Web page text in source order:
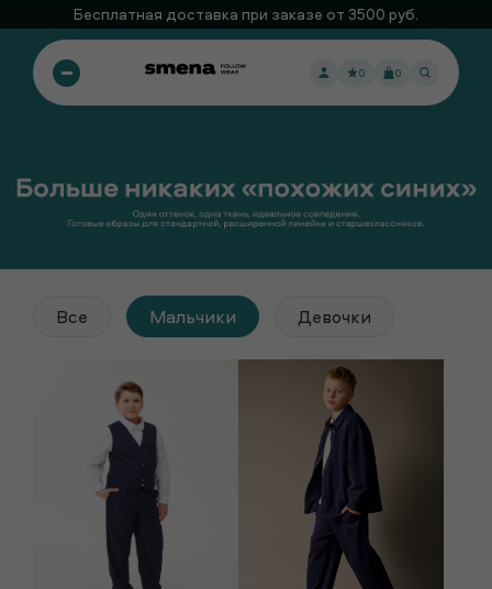
Бесплатная доставка при заказе от 3500 руб.
0
0
Все Мальчики Девочки